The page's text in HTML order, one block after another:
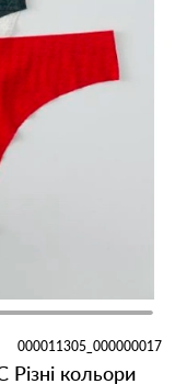
000011305_000000017
кольори